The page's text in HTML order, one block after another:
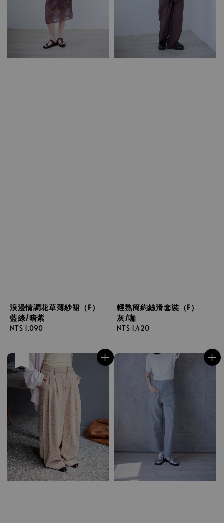
浪漫情調花草薄紗裙（F）
藍綠/暗紫
Regular
NT$ 1,090
輕熟簡約絲滑套裝（F）
灰/咖
Regular
NT$ 1,420